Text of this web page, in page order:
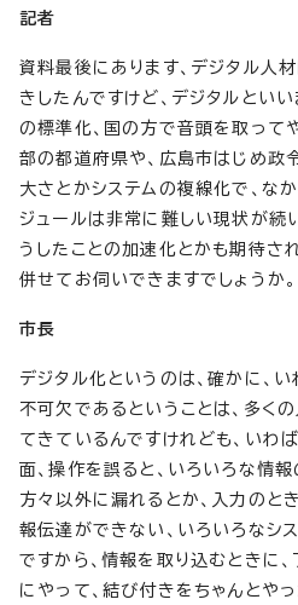
記者
資料最後にあります、デジタル人
きしたんですけど、デジタルといい
の標準化、国の方で音頭を取って
部の都道府県や、広島市はじめ政
大さとかシステムの複線化で、な
ジュールは非常に難しい現状が続
うしたことの加速化とかも期待さ
併せてお伺いできますでしょうか。
市長
デジタル化というのは、確かに、
不可欠であるということは、多く
てきているんですけれども、いわ
面、操作を誤ると、いろいろな情
方々以外に漏れるとか、入力のと
報伝達ができない、いろいろなシ
ですから、情報を取り込むときに
にやって、結び付きをちゃんとや